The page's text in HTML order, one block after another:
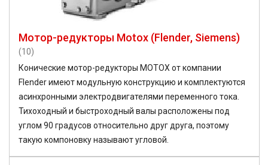
Мотор-редукторы Motox (Flender, Siemens)
(10)
Конические мотор-редукторы MOTOX от компании
Flender имеют модульную конструкцию и комплектуются
асинхронными электродвигателями переменного тока.
Тихоходный и быстроходный валы расположены под
углом 90 градусов относительно друг друга, поэтому
такую компоновку называют угловой.